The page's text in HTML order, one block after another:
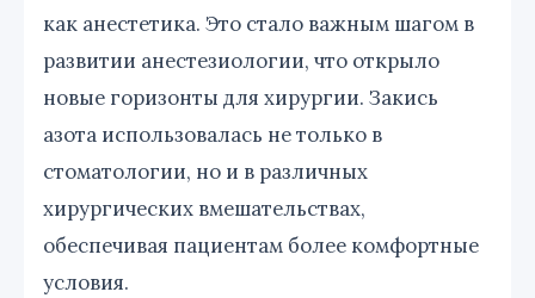
как анестетика. Это стало важным шагом в
развитии анестезиологии, что открыло
новые горизонты для хирургии. Закись
азота использовалась не только в
стоматологии, но и в различных
хирургических вмешательствах,
обеспечивая пациентам более комфортные
условия.